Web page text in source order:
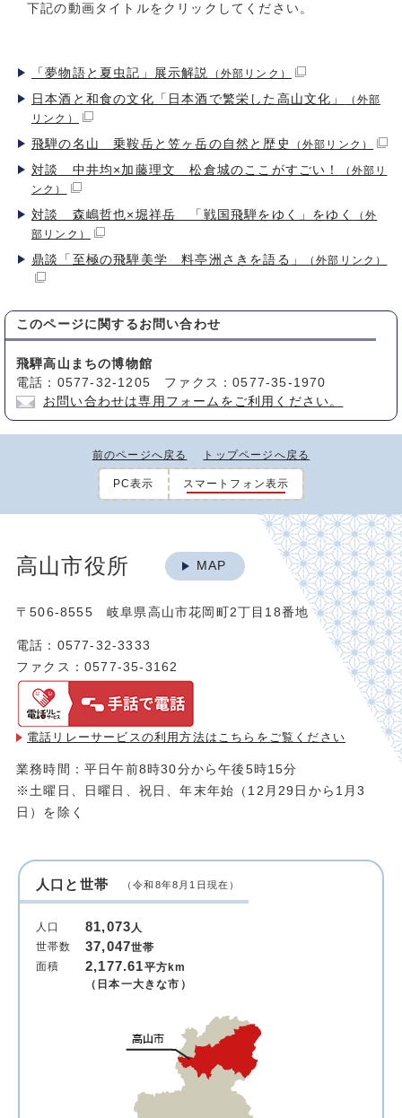
下記の動画タイトルをクリックしてください。
「夢物語と夏虫記」展示解説 （外部リンク）
日本酒と和食の文化「日本酒で繁栄した高山文化」
（外部
リンク）
飛騨の名山 乗鞍岳と笠ヶ岳の自然と歴史 （外部リンク）
対談 中井均×加藤理文 松倉城のここがすごい！
（外部リ
ンク）
対談 森嶋哲也×堀祥岳 「戦国飛騨をゆく」をゆく
（外
部リンク）
鼎談「至極の飛騨美学 料亭洲さきを語る」 （外部リンク）
このページに関する お問い合わせ
飛騨高山まちの博物館
電話：0577-32-1205 ファクス：0577-35-1970
お問い合わせは専用フォームをご利用ください。
前のページへ戻る トップページへ戻る
PC表示 スマートフォン表示
高山市役所 MAP
〒506-8555 岐阜県高山市花岡町2丁目18番地
電話：0577-32-3333
ファクス：0577-35-3162
電話リレーサービスの利用方法は こちらをご覧ください
業務時間：平日午前8時30分から午後5時15分
※土曜日、日曜日、祝日、年末年始（12月29日から1月3
日）を除く
人口と世帯 （令和8年8月1日現在）
人口 81,073人
世帯数
37,047世帯
面積
2,177.61平方km
（日本一大きな市）